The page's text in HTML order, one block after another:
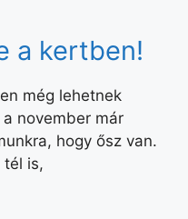
a kertben!
még lehetnek
november már
hogy ősz van.
tél is,